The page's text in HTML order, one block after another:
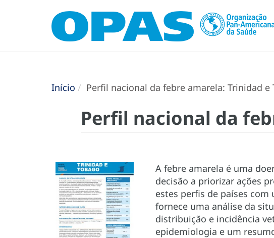
Início Perfil nacional da febre amarela: Trinidad e
Perfil nacional da
A febre amarela é uma
decisão a priorizar ações
estes perfis de países com
fornece uma análise da
distribuição e incidência
epidemiologia e um